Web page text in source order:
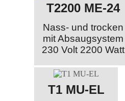
T2200 ME-24
Nass- und trocken
mit Absaugsystem
230 Volt 2200 Watt
T1 MU-EL